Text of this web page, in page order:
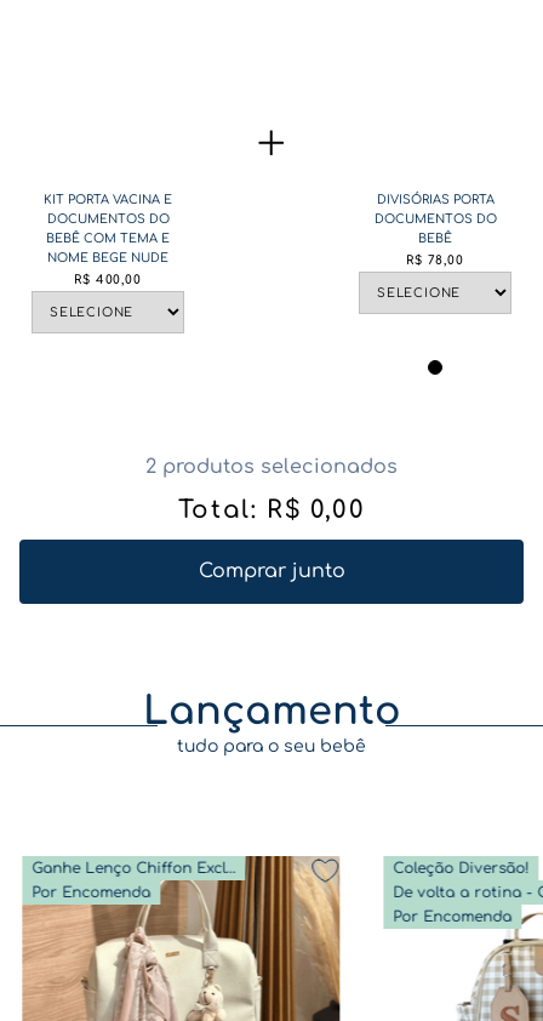
KIT PORTA VACINA E
DOCUMENTOS DO
BEBÊ COM TEMA E
NOME BEGE NUDE
R$ 400,00
DIVISÓRIAS PORTA
DOCUMENTOS DO
BEBÊ
R$ 78,00
2 produtos selecionados
Total: R$ 0,00
Comprar junto
Lançamento
tudo para o seu bebê
Ganhe Lenço Chiffon Exclusivo
Por Encomenda
Coleção Diversão!
Por Encomenda